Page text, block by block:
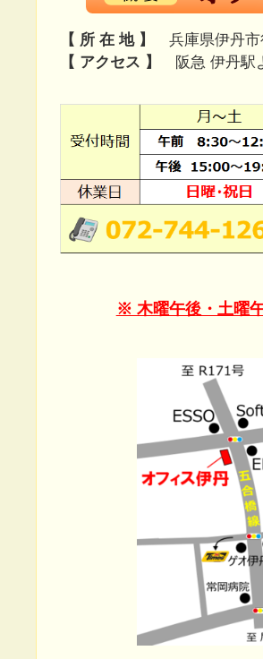
【 所 在 地 】
兵庫県伊丹市
【 アクセス 】
阪急 伊丹駅
※ 木曜午後・土曜